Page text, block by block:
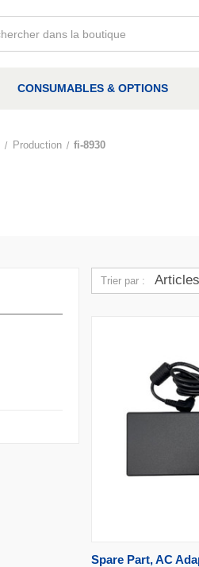
CONSUMABLES & OPTIONS
Production fi-8930
Trier par :
APERÇU RAPIDE
Spare Part, AC